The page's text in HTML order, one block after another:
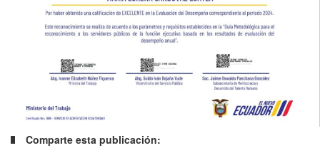
Comparte esta publicación: